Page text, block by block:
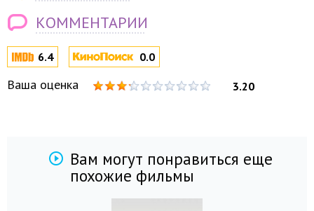
6.4 0.0
Ваша оценка 3.20
КОММЕНТАРИИ
Вам могут понравиться еще
похожие фильмы